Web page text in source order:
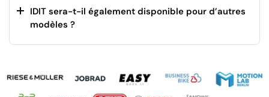
IDIT sera-t-il également disponible pour d’autres
modèles ?